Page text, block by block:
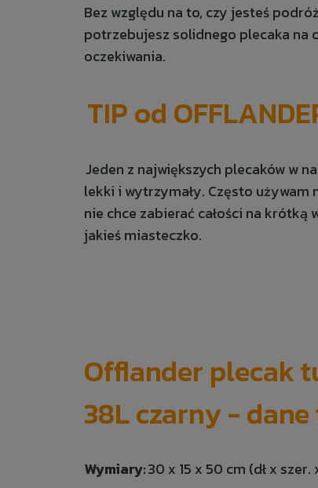
Bez względu na to, czy jesteś
potrzebujesz solidnego plecaka na
oczekiwania.
TIP od
Jeden z największych plecaków w
lekki i wytrzymały. Często
nie chce zabierać całości na
jakieś miasteczko.
Offlander plecak
38L czarny -
Wymiary:30 x 15 x 50 cm (dł x szer.